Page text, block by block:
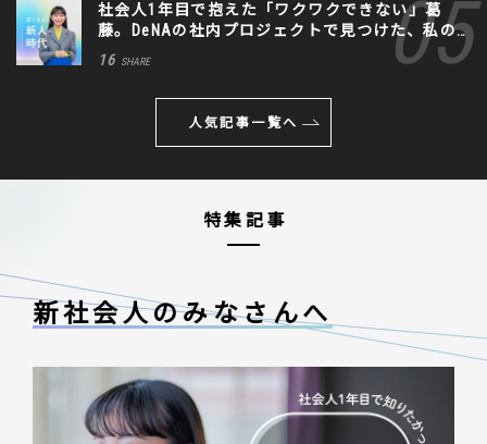
社会人1年目で抱えた「ワクワクできない」葛
藤。DeNAの社内プロジェクトで見つけた、私の
生きる道
16 SHARE
人気記事一覧へ
特集記事
新社会人のみなさんへ